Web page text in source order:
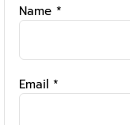
Name *
Email *